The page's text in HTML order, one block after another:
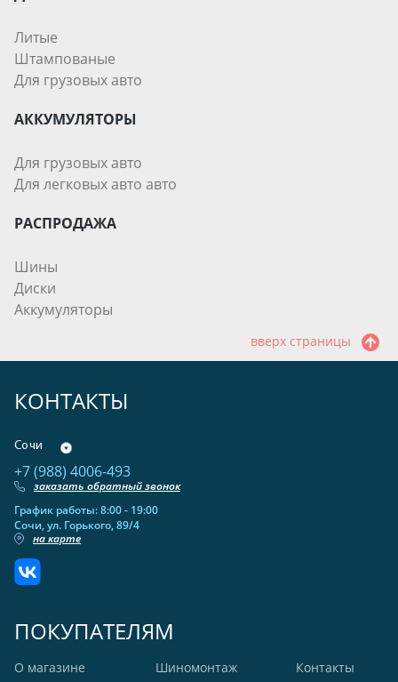
Литые
Штампованые
Для грузовых авто
АККУМУЛЯТОРЫ
Для грузовых авто
Для легковых авто авто
РАСПРОДАЖА
Шины
Диски
Аккумуляторы
вверх страницы
КОНТАКТЫ
Сочи
+7 (988) 4006-493
заказать обратный звонок
График работы: 8:00 - 19:00
Сочи, ул. Горького, 89/4
на карте
ПОКУПАТЕЛЯМ
О магазине
Шиномонтаж
Контакты